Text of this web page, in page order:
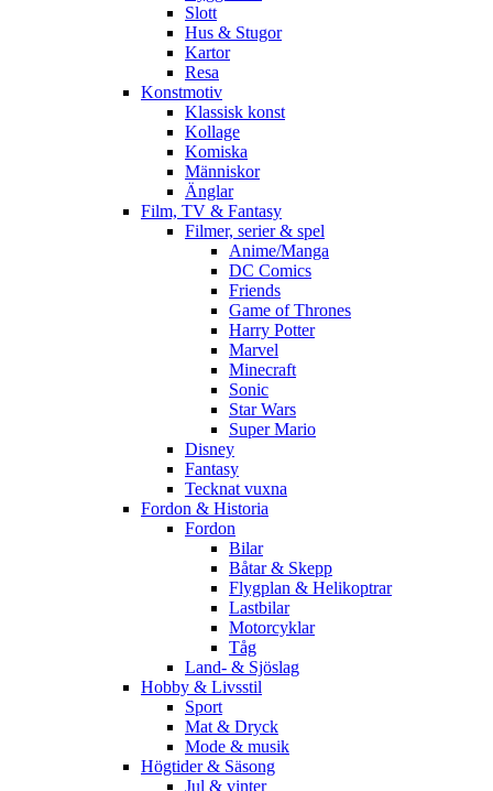
Slott
Hus & Stugor
Kartor
Resa
Konstmotiv
Klassisk konst
Kollage
Komiska
Människor
Änglar
Film, TV & Fantasy
Filmer, serier & spel
Anime/Manga
DC Comics
Friends
Game of Thrones
Harry Potter
Marvel
Minecraft
Sonic
Star Wars
Super Mario
Disney
Fantasy
Tecknat vuxna
Fordon & Historia
Fordon
Bilar
Båtar & Skepp
Flygplan & Helikoptrar
Lastbilar
Motorcyklar
Tåg
Land- & Sjöslag
Hobby & Livsstil
Sport
Mat & Dryck
Mode & musik
Högtider & Säsong
Jul & vinter